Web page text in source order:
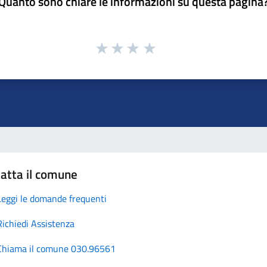
il comune
le domande frequenti
Assistenza
il comune 030.96561